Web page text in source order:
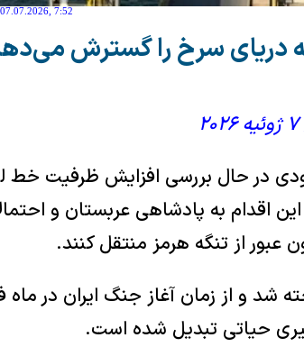
7:52
دریای سرخ را گسترش
در حال بررسی افزایش ظرفیت خط
اقدام به پادشاهی عربستان و
از تنگه هرمز منتقل کنند.
شرق-غرب در اوایل دهه ۱۹۸۰ ساخته شد و از زمان آغاز جنگ ایران در
حیاتی تبدیل شده است.